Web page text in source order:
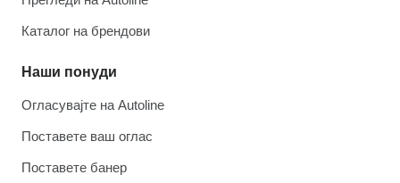
Каталог на брендови
Наши понуди
Огласувајте на Autoline
Поставете ваш оглас
Поставете банер